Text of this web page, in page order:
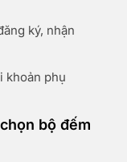
ký, nhận
khoản phụ
bộ đếm